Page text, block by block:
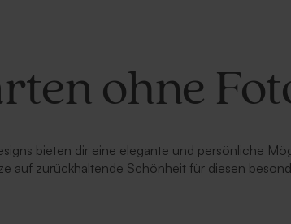
ohne
bieten dir eine elegante und persönliche
auf zurückhaltende Schönheit für diesen